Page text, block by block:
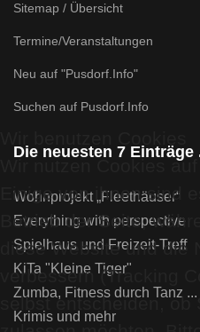
Sitemap / Übersicht
Termine/Veranstaltungen
Neu auf "Pusdorf.Info"
Suchen auf Pusdorf.Info
Die neuesten 7 Einträge
Wohnprojekt „Fleethäuser“
Everything with perspective
Spielhaus und Freizeit-Treff
KiTa "Kleine Tiger"
Zumba, Fitness durch Tanz ...
Krimis und mehr
Wir nutzen Cookies
Einige von ihnen sind
Betrieb der Seite,
diese Website und die
verbessern (Tracking
selbst entscheiden, ob